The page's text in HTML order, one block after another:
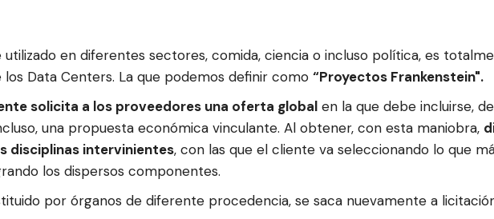
en diferentes sectores, comida, ciencia o incluso política, es
Data Centers. La que podemos definir como “Proyectos Frankenstein".
solicita a los proveedores una oferta global en la que debe incluirse,
una propuesta económica vinculante. Al obtener, con esta maniobra,
disciplinas intervinientes, con las que el cliente va seleccionando lo que
los dispersos componentes.
por órganos de diferente procedencia, se saca nuevamente a